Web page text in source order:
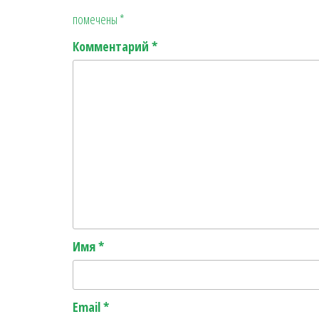
помечены *
Комментарий *
Имя*
Email*